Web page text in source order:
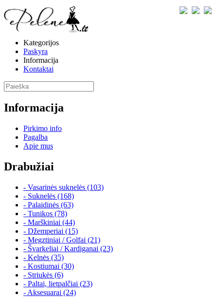
Kategorijos
Paskyra
Informacija
Kontaktai
Informacija
Pirkimo info
Pagalba
Apie mus
Drabužiai
- Vasarinės suknelės (103)
- Suknelės (168)
- Palaidinės (63)
- Tunikos (78)
- Marškiniai (44)
- Džemperiai (15)
- Megztiniai / Golfai (21)
- Švarkeliai / Kardiganai (23)
- Kelnės (35)
- Kostiumai (30)
- Striukės (6)
- Paltai, lietpalčiai (23)
- Aksesuarai (24)